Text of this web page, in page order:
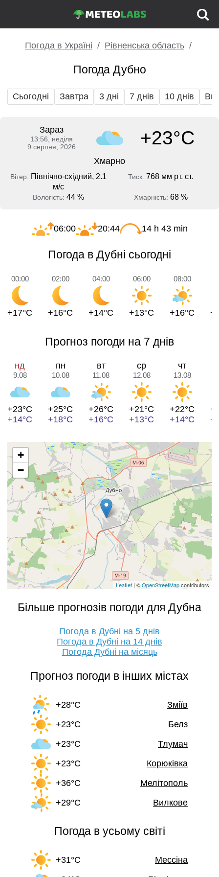
Погода в Україні Рівненська область
Погода Дубно
Сьогодні Завтра 3 дні 7 днів 10 днів
Зараз
13:56, неділя
9 серпня, 2026
+23°C
Хмарно
Вітер: Північно-східний, 2.1
м/с
Тиск: 768 мм рт. ст.
Вологість: 44 % Хмарність: 68 %
06:00 20:44 14 h 43 min
Погода в Дубні сьогодні
00:00
+17°C
02:00
+16°C
04:00
+14°C
06:00
+13°C
08:00
+16°C
Прогноз погоди на 7 днів
нд
9.08
+23°C
+14°C
пн
10.08
+25°C
+18°C
вт
11.08
+26°C
+16°C
ср
12.08
+21°C
+13°C
чт
13.08
+22°C
+14°C
+
−
Leaflet | ©OpenStreetMapcontributors
Більше прогнозів погоди для Дубна
Погода в Дубні на 5 днів
Погода в Дубні на 14 днів
Погода Дубні на місяць
Прогноз погоди в інших містах
+28°C
Зміїв
+23°C
Белз
+23°C
Тлумач
+23°C
Корюківка
+36°C
Мелітополь
+29°C
Вилкове
Погода в усьому світі
+31°C
Мессіна